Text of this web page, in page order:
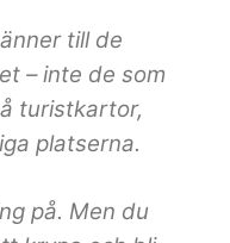
till de
– inte de som
turistkartor,
platserna.
på. Men du